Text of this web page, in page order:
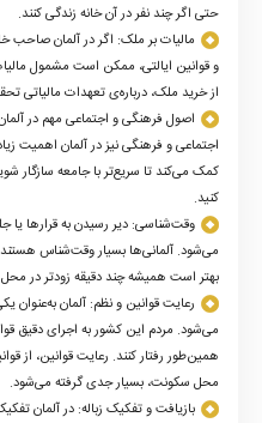
حتی اگر چند نفر در آن خانه زندگی کنند.
مالیات بر ملک: اگر در آلمان صاحب
و قوانین ایالتی، ممکن است مشمول
از خرید ملک، درباره‌ی تعهدات مالیاتی
اصول فرهنگی و اجتماعی مهم در
اجتماعی و فرهنگی نیز در آلمان اهمیت
کمک می‌کند تا سریع‌تر با جامعه سازگار
کنید.
وقت‌شناسی: دیر رسیدن به قرارها یا
می‌شود. آلمانی‌ها بسیار وقت‌شناس هستند و
بهتر است همیشه چند دقیقه زودتر در
رعایت قوانین و نظم: آلمان
می‌شود. مردم این کشور به اجرای دقیق
همین‌طور رفتار کنند. رعایت قوانین، از
محل سکونت، بسیار جدی گرفته می‌شود.
بازیافت و تفکیک زباله: در آلمان